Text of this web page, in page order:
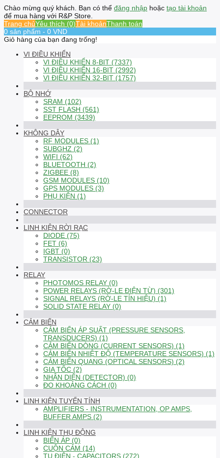
Chào mừng quý khách. Bạn có thể đăng nhập hoặc tạo tài khoản
để mua hàng với R&P Store.
Trang chủYêu thích (0)Tài khoảnThanh toán
0 sản phẩm - 0 VND
Giỏ hàng của bạn đang trống!
VI ĐIỀU KHIỂN
VI ĐIỀU KHIỂN 8-BIT (7337)
VI ĐIỀU KHIỂN 16-BIT (2992)
VI ĐIỀU KHIỂN 32-BIT (1757)
BỘ NHỚ
SRAM (102)
SST FLASH (561)
EEPROM (3439)
KHÔNG DÂY
RF MODULES (1)
SUBGHZ (2)
WIFI (62)
BLUETOOTH (2)
ZIGBEE (8)
GSM MODULES (10)
GPS MODULES (3)
PHỤ KIỆN (1)
CONNECTOR
LINH KIỆN RỜI RẠC
DIODE (75)
FET (6)
IGBT (0)
TRANSISTOR (23)
RELAY
PHOTOMOS RELAY (0)
POWER RELAYS (RỜ-LE ĐIỆN TỪ) (301)
SIGNAL RELAYS (RỜ-LE TÍN HIỆU) (1)
SOLID STATE RELAY (0)
CẢM BIẾN
CẢM BIẾN ÁP SUẤT (PRESSURE SENSORS,
TRANSDUCERS) (1)
CẢM BIẾN DÒNG (CURRENT SENSORS) (1)
CẢM BIẾN NHIỆT ĐỘ (TEMPERATURE SENSORS) (1)
CẢM BIẾN QUANG (OPTICAL SENSORS) (2)
GIA TỐC (2)
NHẬN DIỆN (DETECTOR) (0)
ĐO KHOẢNG CÁCH (0)
LINH KIỆN TUYẾN TÍNH
AMPLIFIERS - INSTRUMENTATION, OP AMPS,
BUFFER AMPS (2)
LINH KIỆN THỤ ĐỘNG
BIẾN ÁP (0)
CUỘN CẢM (14)
TỤ ĐIỆN - CAPACITORS (272)